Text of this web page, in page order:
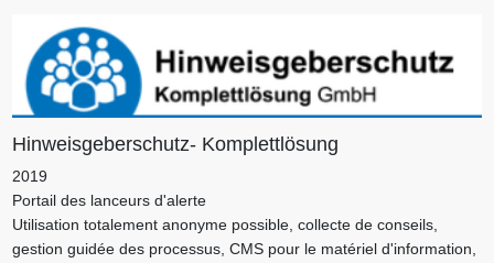
Hinweisgeberschutz- Komplettlösung
2019
Portail des lanceurs d'alerte
Utilisation totalement anonyme possible, collecte de conseils,
gestion guidée des processus, CMS pour le matériel d'information,